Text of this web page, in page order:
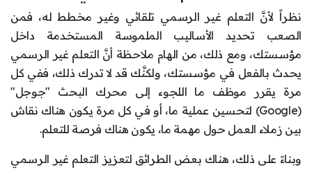
نظراً لأنَّ التعلم غير الرسمي تلقائي وغير مخطط له، فمن
الصعب تحديد الأساليب الملموسة المستخدمة داخل
مؤسستك، ومع ذلك، من الهام ملاحظة أنَّ التعلم غير الرسمي
يحدث بالفعل في مؤسستك، ولكنَّك قد لا تدرك ذلك، ففي كل
مرة يقرر موظف ما اللجوء إلى محرك البحث "جوجل"
(Google) لتحسين عملية ما، أو في كل مرة يكون هناك نقاش
بين زملاء العمل حول مهمة ما، يكون هناك فرصة للتعلم.
وبناءً على ذلك، هناك بعض الطرائق لتعزيز التعلم غير الرسمي